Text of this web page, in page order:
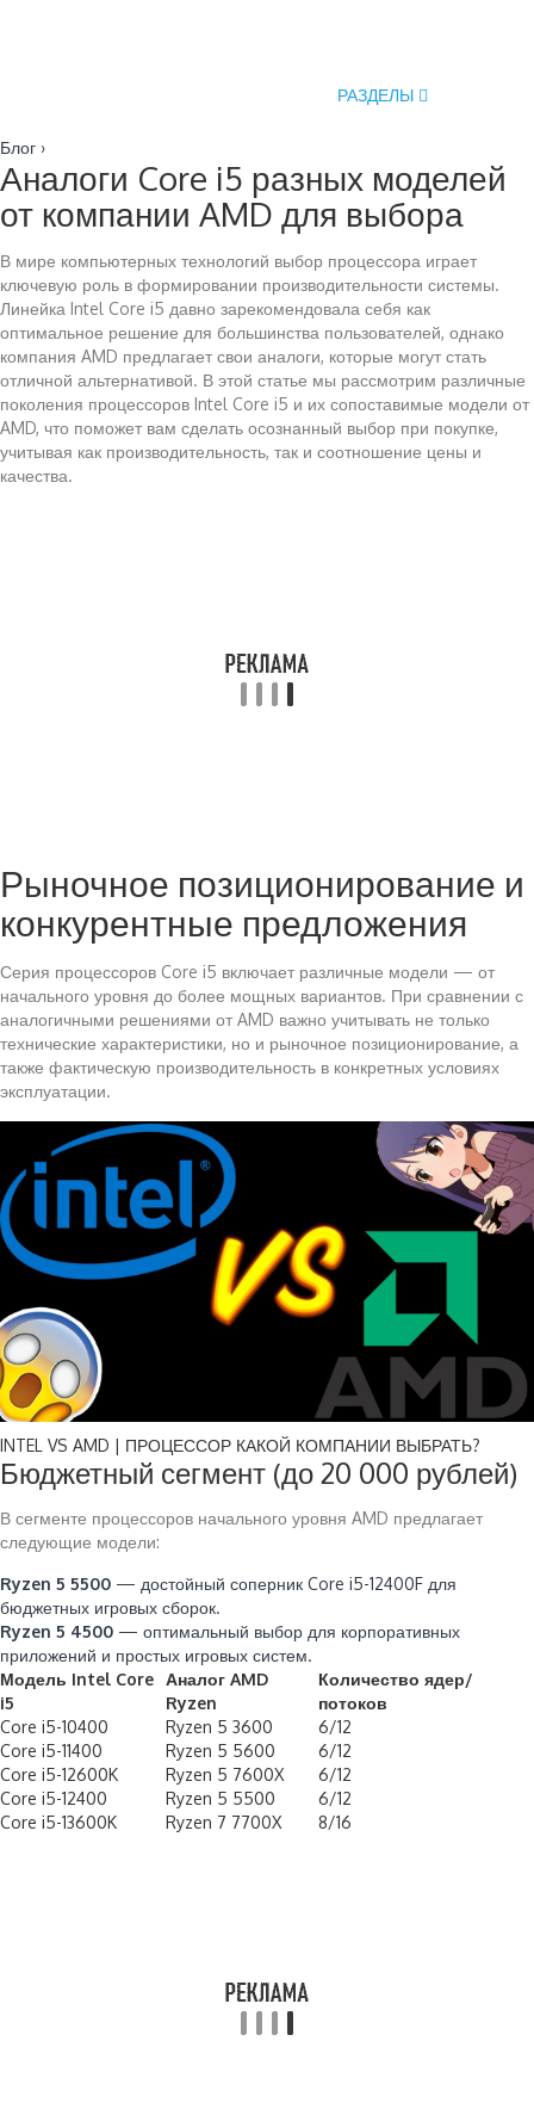
РАЗДЕЛЫ
Блог ›
Аналоги Core i5 разных моделей
от компании AMD для выбора
В мире компьютерных технологий выбор процессора играет
ключевую роль в формировании производительности системы.
Линейка Intel Core i5 давно зарекомендовала себя как
оптимальное решение для большинства пользователей, однако
компания AMD предлагает свои аналоги, которые могут стать
отличной альтернативой. В этой статье мы рассмотрим различные
поколения процессоров Intel Core i5 и их сопоставимые модели от
AMD, что поможет вам сделать осознанный выбор при покупке,
учитывая как производительность, так и соотношение цены и
качества.
Рыночное позиционирование и
конкурентные предложения
Серия процессоров Core i5 включает различные модели — от
начального уровня до более мощных вариантов. При сравнении с
аналогичными решениями от AMD важно учитывать не только
технические характеристики, но и рыночное позиционирование, а
также фактическую производительность в конкретных условиях
эксплуатации.
INTEL VS AMD | ПРОЦЕССОР КАКОЙ КОМПАНИИ ВЫБРАТЬ?
Бюджетный сегмент (до 20 000 рублей)
В сегменте процессоров начального уровня AMD предлагает
следующие модели:
Ryzen 5 5500 — достойный соперник Core i5-12400F для
бюджетных игровых сборок.
Ryzen 5 4500 — оптимальный выбор для корпоративных
приложений и простых игровых систем.
Модель Intel Core
i5
Аналог AMD
Ryzen
Количество ядер/
потоков
Core i5-10400
Ryzen 5 3600
6/12
Core i5-11400
Ryzen 5 5600
6/12
Core i5-12600K
Ryzen 5 7600X
6/12
Core i5-12400
Ryzen 5 5500
6/12
Core i5-13600K
Ryzen 7 7700X 8/16